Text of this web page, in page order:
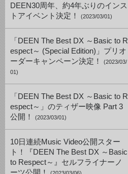
DEEN30周年、約4年ぶりのインス
トアイベント決定！
(2023/03/01)
「DEEN The Best DX ～Basic to R
espect～ (Special Edition)」プリオ
ーダーキャンペーン決定！
(2023/03/
01)
「DEEN The Best DX ～Basic to R
espect～」のティザー映像 Part 3
公開！
(2023/03/01)
10日連続Music Video公開スター
ト！『DEEN The Best DX ～Basic
to Respect～』セルフライナーノ